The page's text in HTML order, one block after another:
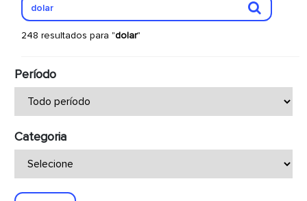
248 resultados para "dolar"
Período
Categoria